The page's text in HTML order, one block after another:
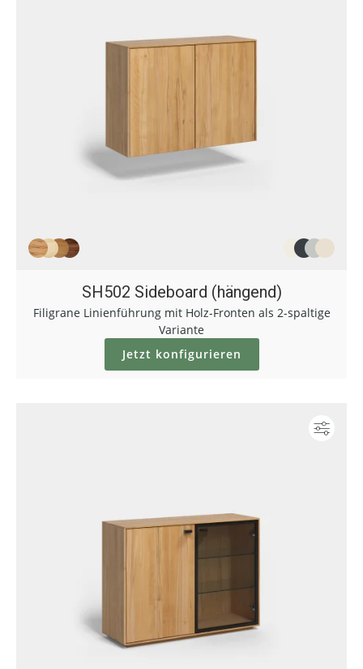
SH502 Sideboard (hängend)
Filigrane Linienführung mit Holz-Fronten als 2-spaltige
Variante
Jetzt konfigurieren